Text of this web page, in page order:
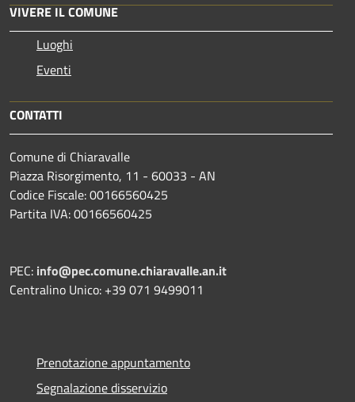
VIVERE IL COMUNE
Luoghi
Eventi
CONTATTI
Comune di Chiaravalle
Piazza Risorgimento, 11 - 60033 - AN
Codice Fiscale: 00166560425
Partita IVA: 00166560425
PEC: info@pec.comune.chiaravalle.an.it
Centralino Unico: +39 071 9499011
Prenotazione appuntamento
Segnalazione disservizio